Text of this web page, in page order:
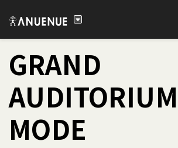
GRAND
AUDITORIUM
MODE